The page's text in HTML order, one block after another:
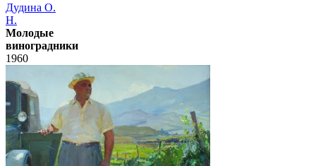
Дудина О.
Н.
Молодые
виноградники
1960